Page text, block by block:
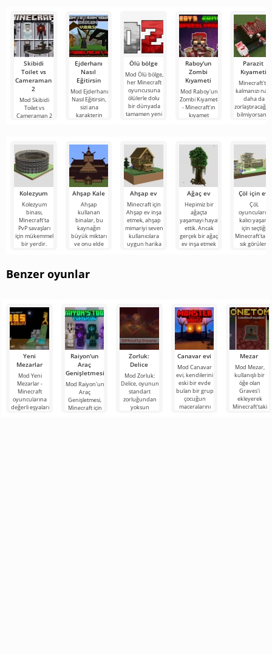
üretti
Skibidi
Toilet vs
Cameraman
2
Mod Skibidi
Toilet vs
Cameraman 2
karakterlerinin
Ejderhanı
Nasıl
Eğitirsin
Mod Ejderhanı
Nasıl Eğitirsin,
sizi ana
karakterin
Dragon
Ölü bölge
Mod Ölü bölge,
her Minecraft
oyuncusuna
ölülerle dolu
bir dünyada
tamamen yeni
Raboy'un
Zombi
Kıyameti
Mod Raboy'un
Zombi Kıyameti
- Minecraft'ın
kıyamet
ürkütücü ve
Parazit
Kıyameti
Minecraft'ta
kalmanızı nasıl
daha da
bilmiyorsanız,
Kolezyum
Kolezyum
binası,
Minecraft'ta
PvP savaşları
için mükemmel
bir yerdir.
Ahşap Kale
Ahşap
kullanan
binalar, bu
kaynağın
büyük miktarı
ve onu elde
Ahşap ev
Minecraft için
Ahşap ev inşa
etmek, ahşap
mimariyi seven
kullanıcılara
uygun harika
Ağaç ev
Hepimiz bir
ağaçta
yaşamayı hayal
ettik. Ancak
gerçek bir ağaç
ev inşa etmek
Çöl için ev
Çöl,
oyuncuların
kalıcı yaşam
için seçtiği
Minecraft'ta
sık görülen
Benzer oyunlar
Yeni
Mezarlar
Mod Yeni
Mezarlar -
Minecraft
oyuncularına
değerli eşyaları
Raiyon'un
Araç
Genişletmesi
Mod Raiyon'un
Araç
Genişletmesi,
Minecraft için
Zorluk:
Delice
Mod Zorluk:
Delice, oyunun
standart
zorluğundan
yoksun
Canavar evi
Mod Canavar
evi, kendilerini
eski bir evde
bulan bir grup
çocuğun
maceralarını
Mezar
Mod Mezar,
kullanışlı bir
öğe olan
Graves'i
ekleyerek
Minecraft'taki